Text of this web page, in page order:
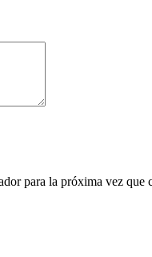
para la próxima vez que